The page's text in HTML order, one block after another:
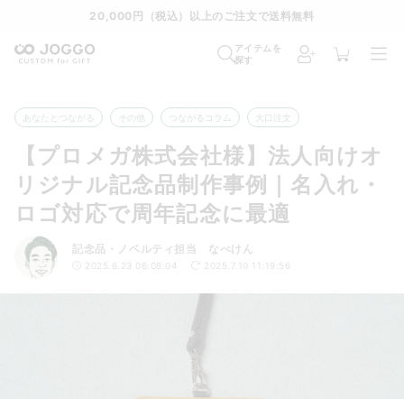
20,000円（税込）以上のご注文で送料無料
アイテムを
探す
あなたとつながる その他 つながるコラム 大口注文
【プロメガ株式会社様】法人向けオ
リジナル記念品制作事例｜名入れ・
ロゴ対応で周年記念に最適
記念品・ノベルティ担当 なべけん
2025.6.23 06:08:04 2025.7.10 11:19:56